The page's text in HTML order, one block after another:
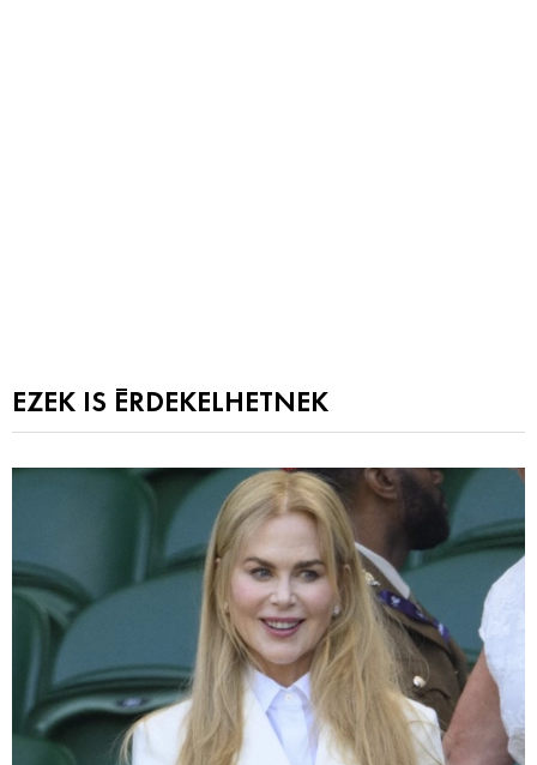
EZEK IS ÉRDEKELHETNEK